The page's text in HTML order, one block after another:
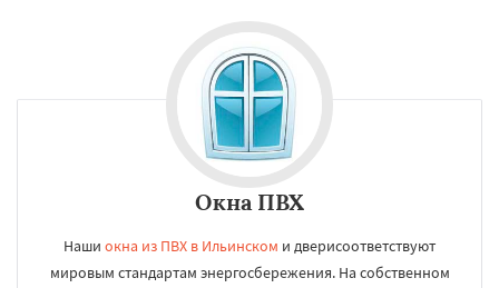
Окна ПВХ
Наши окна из ПВХ в Ильинском и дверисоответствуют
мировым стандартам энергосбережения. На собственном